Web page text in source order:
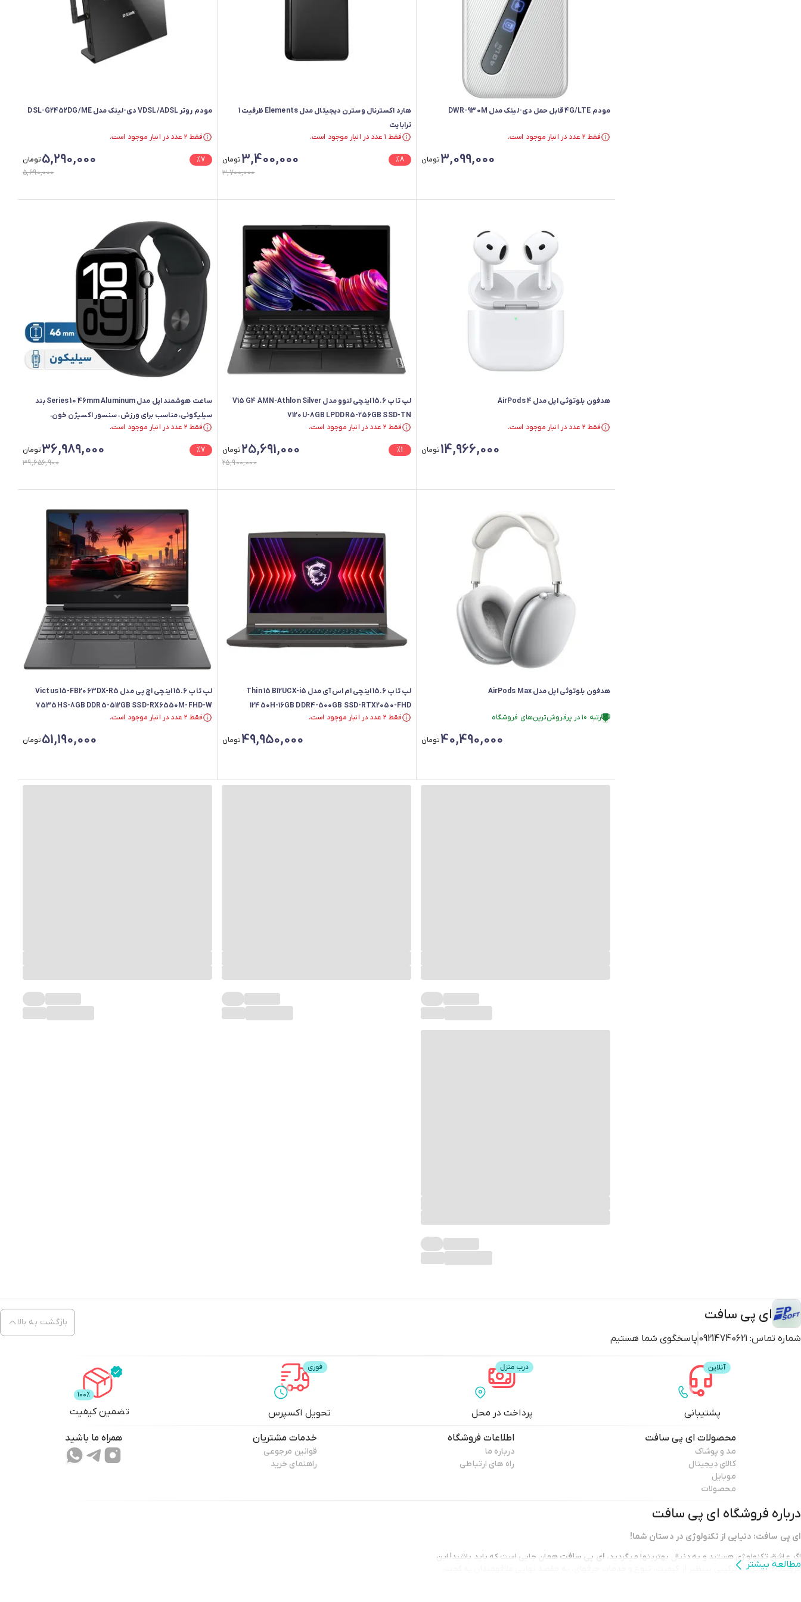
مودم 4G/LTE قابل حمل دی-لینک مدل DWR-930M
فقط ۲ عدد در انبار موجود است.
3,099,000تومان
هارد اکسترنال وسترن دیجیتال مدل Elements ظرفیت 1
ترابایت
فقط ۱ عدد در انبار موجود است.
%8
3,400,000تومان
3,700,000
مودم روتر VDSL/ADSL دی-لینک مدل DSL-G2452DG/ME
فقط ۲ عدد در انبار موجود است.
%7
5,290,000تومان
5,690,000
هدفون بلوتوثی اپل مدل AirPods 4
فقط ۲ عدد در انبار موجود است.
14,966,000تومان
لپ تاپ 15.6 اینچی لنوو مدل V15 G4 AMN-Athlon Silver
7120U-8GB LPDDR5-256GB SSD-TN
فقط ۲ عدد در انبار موجود است.
%1
25,691,000تومان
25,900,000
ساعت هوشمند اپل مدل Series 10 46mm Aluminum بند
سیلیکونی، مناسب برای ورزش، سنسور اکسیژن خون،
شمارنده ضربان قلب، محاسبه مسافت طی
فقط ۲ عدد در انبار موجود است.
%7
36,989,000تومان
39,656,900
هدفون بلوتوثی اپل مدل AirPods Max
رتبه ۱۰ در پرفروش‌ترین‌های فروشگاه
40,490,000تومان
لپ تاپ 15.6 اینچی ام اس آی مدل Thin 15 B12UCX-i5
12450H-16GB DDR4-500GB SSD-RTX2050-FHD
فقط ۲ عدد در انبار موجود است.
49,950,000تومان
لپ تاپ 15.6 اینچی اچ‌ پی مدل Victus 15-FB2063DX-R5
7535HS-8GB DDR5-512GB SSD-RX6550M-FHD-W
فقط ۲ عدد در انبار موجود است.
51,190,000تومان
ای پی سافت
شماره تماس: 09214740621 پاسخگوی شما هستیم
بازگشت به بالا
پشتیبانی پرداخت در محل تحویل اکسپرس تضمین کیفیت
محصولاتای پی سافت
مد و پوشاک
کالای دیجیتال
موبایل
محصولات
اطلاعات فروشگاه
درباره ما
راه های ارتباطی
خدمات مشتریان
قوانین مرجوعی
راهنمای خرید
همراه ما باشید
درباره فروشگاه ای پی سافت
ای پی سافت: دنیایی از تکنولوژی در دستان شما!
اگر عاشق تکنولوژی هستید و به دنبال بهترینها میگردید، ای پی سافت همان جایی است که باید باشید! این
فروشگاه آنلاین، با ترکیبی بینظیر از کیفیت، تنوع و خدمات حرفهای، به مقصد نهایی علاقهمندان به گجت،
مطالعه بیشتر